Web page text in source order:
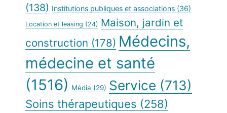
(138) Institutions publiques et associations (36)
Location et leasing (24) Maison, jardin et
construction (178) Médecins,
médecine et santé
(1516) Média (29) Service (713)
Soins thérapeutiques (258)